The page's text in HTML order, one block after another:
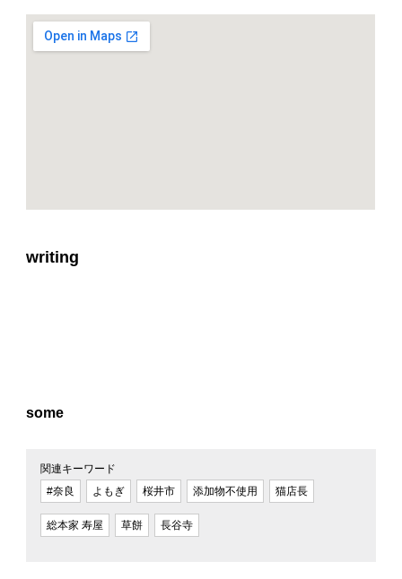
writing
some
関連キーワード
#奈良
よもぎ 桜井市 添加物不使用 猫店長
総本家 寿屋 草餅 長谷寺